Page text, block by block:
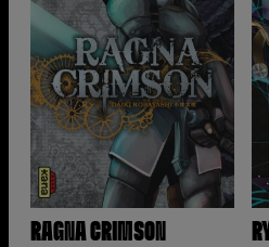
RAGNA CRIMSON